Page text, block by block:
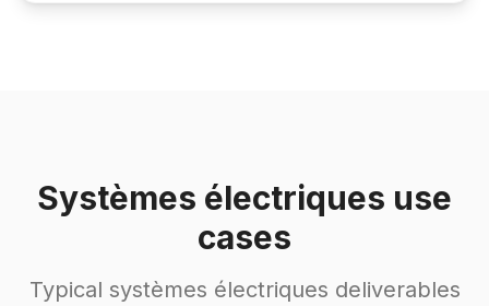
Systèmes électriques use
cases
Typical systèmes électriques deliverables